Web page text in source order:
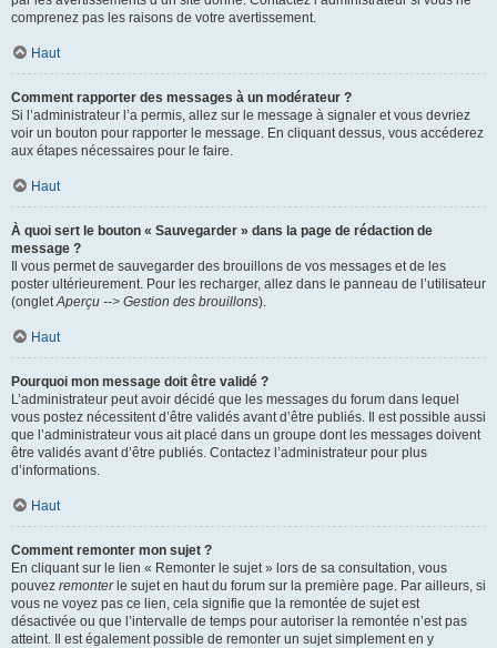
comprenez pas les raisons de votre avertissement.
Haut
Comment rapporter des messages à un modérateur ?
Si l’administrateur l’a permis, allez sur le message à signaler et vous devriez
voir un bouton pour rapporter le message. En cliquant dessus, vous accéderez
aux étapes nécessaires pour le faire.
Haut
À quoi sert le bouton « Sauvegarder » dans la page de rédaction de
message ?
Il vous permet de sauvegarder des brouillons de vos messages et de les
poster ultérieurement. Pour les recharger, allez dans le panneau de l’utilisateur
(ongletAperçu --> Gestion des brouillons).
Haut
Pourquoi mon message doit être validé ?
L’administrateur peut avoir décidé que les messages du forum dans lequel
vous postez nécessitent d’être validés avant d’être publiés. Il est possible aussi
que l’administrateur vous ait placé dans un groupe dont les messages doivent
être validés avant d’être publiés. Contactez l’administrateur pour plus
d’informations.
Haut
Comment remonter mon sujet ?
En cliquant sur le lien « Remonter le sujet » lors de sa consultation, vous
pouvez remonterle sujet en haut du forum sur la première page. Par ailleurs, si
vous ne voyez pas ce lien, cela signifie que la remontée de sujet est
désactivée ou que l’intervalle de temps pour autoriser la remontée n’est pas
atteint. Il est également possible de remonter un sujet simplement en y